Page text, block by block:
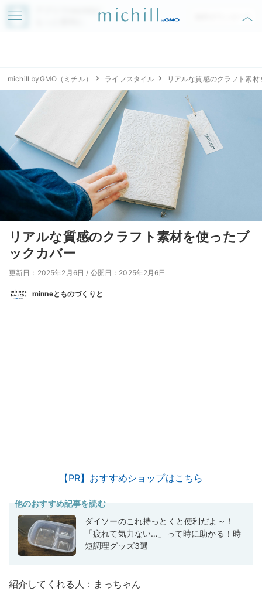
アプリでmichillが
無料ダウンロード
michill byGMO（ミチル） ライフスタイル リアルな質感のクラフト素
リアルな質感のクラフト素材を使ったブ
ックカバー
更新日：2025年2月6日 / 公開日：2025年2月6日
minneとものづくりと
【PR】おすすめショップはこちら
他のおすすめ記事を読む
ダイソーのこれ持っとくと便利だよ～！
「疲れて気力ない…」って時に助かる！時
短調理グッズ3選
紹介してくれる人：まっちゃん